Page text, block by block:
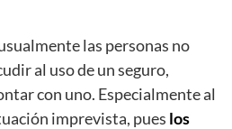
las personas no
al uso de un seguro,
con uno. Especialmente al
imprevista, pues los